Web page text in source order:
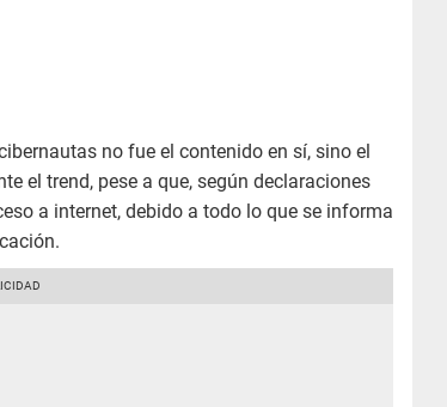
no fue el contenido en sí, sino el
el trend, pese a que, según declaraciones
a internet, debido a todo lo que se informa